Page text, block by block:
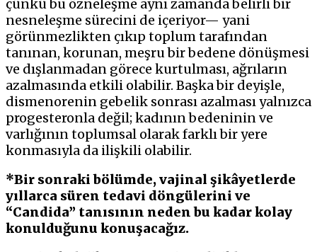
çünkü bu özneleşme aynı zamanda belirli bir
nesneleşme sürecini de içeriyor— yani
görünmezlikten çıkıp toplum tarafından
tanınan, korunan, meşru bir bedene dönüşmesi
ve dışlanmadan görece kurtulması, ağrıların
azalmasında etkili olabilir. Başka bir deyişle,
dismenorenin gebelik sonrası azalması yalnızca
progesteronla değil; kadının bedeninin ve
varlığının toplumsal olarak farklı bir yere
konmasıyla da ilişkili olabilir.
*Bir sonraki bölümde, vajinal şikâyetlerde
yıllarca süren tedavi döngülerini ve
“Candida” tanısının neden bu kadar kolay
konulduğunu konuşacağız.